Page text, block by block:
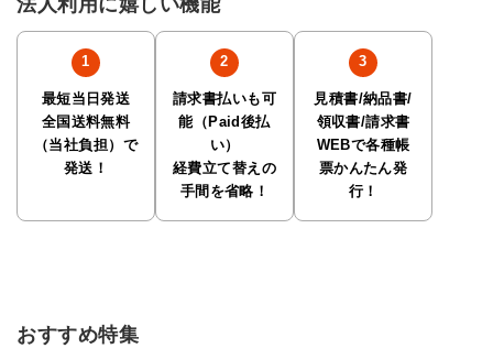
最短当日発送
全国送料無料
（当社負担）で
発送！
請求書払いも可
能（Paid後払
い）
経費立て替えの
手間を省略！
見積書/納品書/
領収書/請求書
WEBで各種帳
票かんたん発
行！
おすすめ特集